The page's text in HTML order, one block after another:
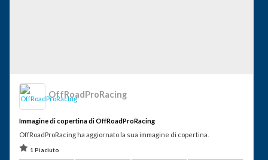
OffRoadProRacing
Immagine di copertina di OffRoadProRacing
OffRoadProRacing ha aggiornato la sua immagine di copertina.
1 Piaciuto